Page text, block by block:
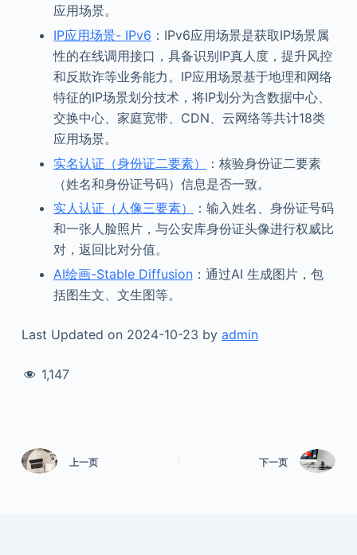
应用场景。
IP应用场景- IPv6 ：IPv6应用场景是获取IP场景属
性的在线调用接口，具备识别IP真人度，提升风控
和反欺诈等业务能力。IP应用场景基于地理和网络
特征的IP场景划分技术，将IP划分为含数据中心、
交换中心、家庭宽带、CDN、云网络等共计18类
应用场景。
实名认证（身份证二要素）
：核验身份证二要素
（姓名和身份证号码）信息是否一致。
实人认证（人像三要素）
：输入姓名、身份证号码
和一张人脸照片，与公安库身份证头像进行权威比
对，返回比对分值。
AI绘画-Stable Diffusion：通过AI 生成图片，包
括图生文、文生图等。
Last Updated on 2024-10-23 by admin
1,147
上一页 下一页